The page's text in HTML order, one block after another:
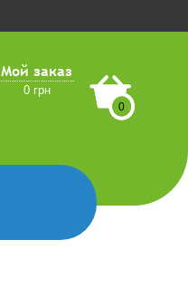
Мой заказ
0 грн
0